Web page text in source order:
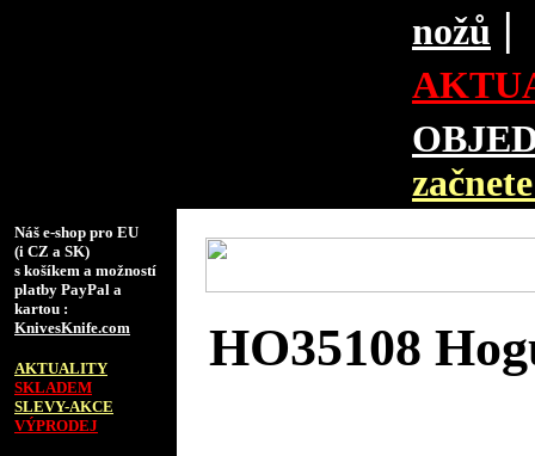
nožů |
Náš e-shop pro EU
(i CZ a SK)
s košíkem a možností
platby PayPal a
kartou :
KnivesKnife.com
AKTUALITY
SKLADEM
SLEVY-AKCE
VÝPRODEJ
HO35108